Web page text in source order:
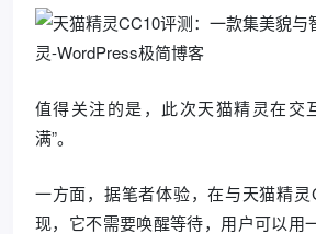
值得关注的是，此次天猫精灵在交
满”。
一方面，据笔者体验，在与天猫精
现，它不需要唤醒等待，用户可以用